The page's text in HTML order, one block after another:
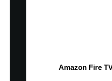
Amazon Fire